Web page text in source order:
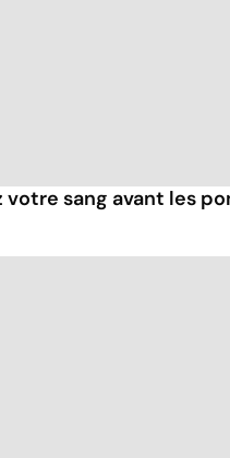
votre sang avant les